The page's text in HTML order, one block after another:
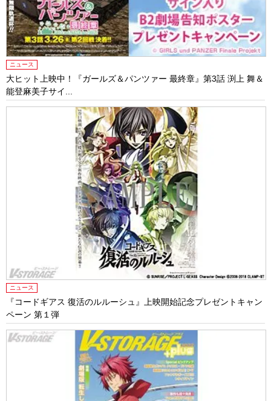
ニュース
大ヒット上映中！『ガールズ＆パンツァー 最終章』第3話 渕上 舞＆
能登麻美子サイ...
ニュース
『コードギアス 復活のルルーシュ』上映開始記念プレゼントキャン
ペーン 第１弾